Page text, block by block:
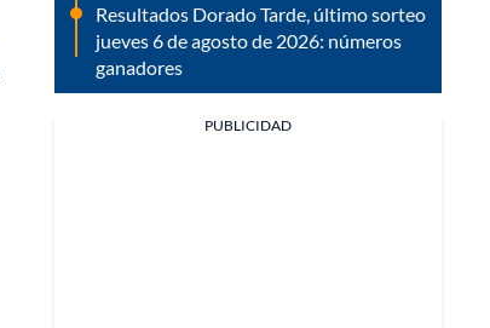
Resultados Dorado Tarde, último sorteo
jueves 6 de agosto de 2026: números
ganadores
PUBLICIDAD